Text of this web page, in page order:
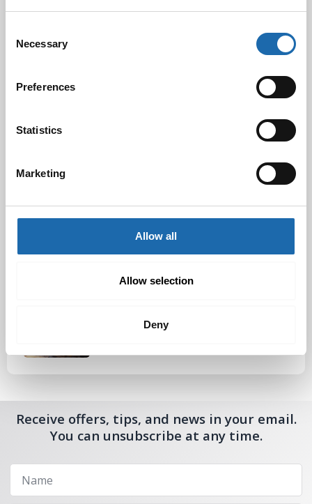
Selection
Necessary
Preferences
Statistics
Marketing
Allow all
Allow selection
Deny
Nahkakalusteiden hoito Softcare aineilla
Receive offers, tips, and news in your email.
You can unsubscribe at any time.